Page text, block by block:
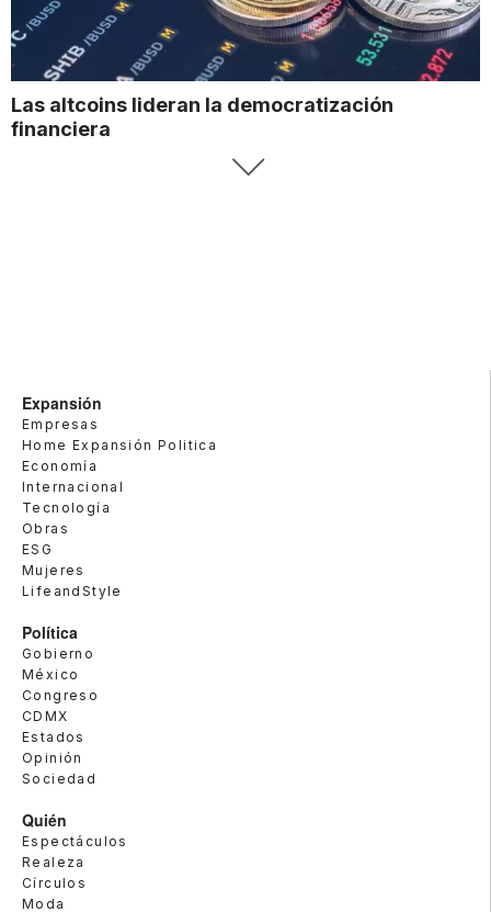
Las altcoins lideran la democratización
financiera
Expansión
Empresas
Home Expansión Politica
Economía
Internacional
Tecnología
Obras
ESG
Mujeres
LifeandStyle
Política
Gobierno
México
Congreso
CDMX
Estados
Opinión
Sociedad
Quién
Espectáculos
Realeza
Círculos
Moda